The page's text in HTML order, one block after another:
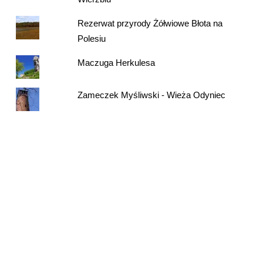
Rezerwat przyrody Żółwiowe Błota na
Polesiu
Maczuga Herkulesa
Zameczek Myśliwski - Wieża Odyniec